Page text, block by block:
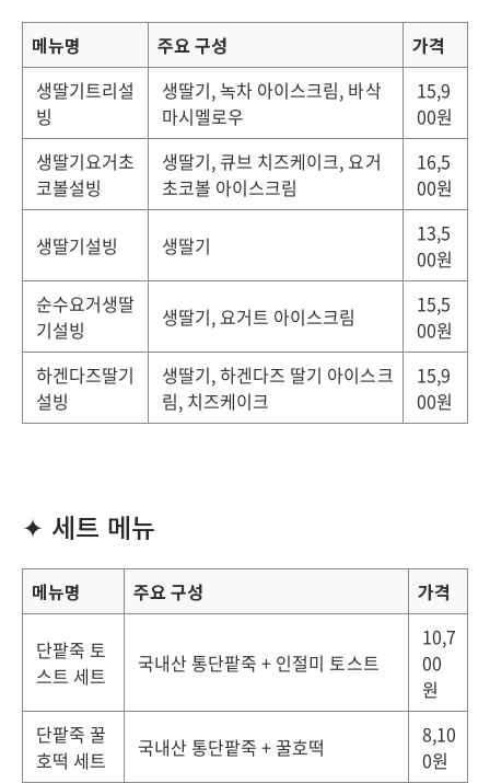
메뉴명 주요 구성
가격
생딸기트리설
빙
생딸기, 녹차 아이스크림, 바삭
마시멜로우
15,9
00원
생딸기요거초
코볼설빙
생딸기, 큐브 치즈케이크, 요거
초코볼 아이스크림
16,5
00원
생딸기설빙 생딸기
13,5
00원
순수요거생딸
기설빙
생딸기, 요거트 아이스크림
15,5
00원
하겐다즈딸기
설빙
생딸기, 하겐다즈 딸기 아이스크
림, 치즈케이크
15,9
00원
✦ 세트 메뉴
메뉴명 주요 구성 가격
단팥죽 토
스트 세트
국내산 통단팥죽 + 인절미 토스트
10,7
00
원
단팥죽 꿀
호떡 세트
국내산 통단팥죽 + 꿀호떡
8,10
0원